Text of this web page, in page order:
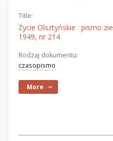
Title:
Życie Olsztyńskie : pismo
1949, nr 214
Rodzaj dokumentu:
czasopismo
More